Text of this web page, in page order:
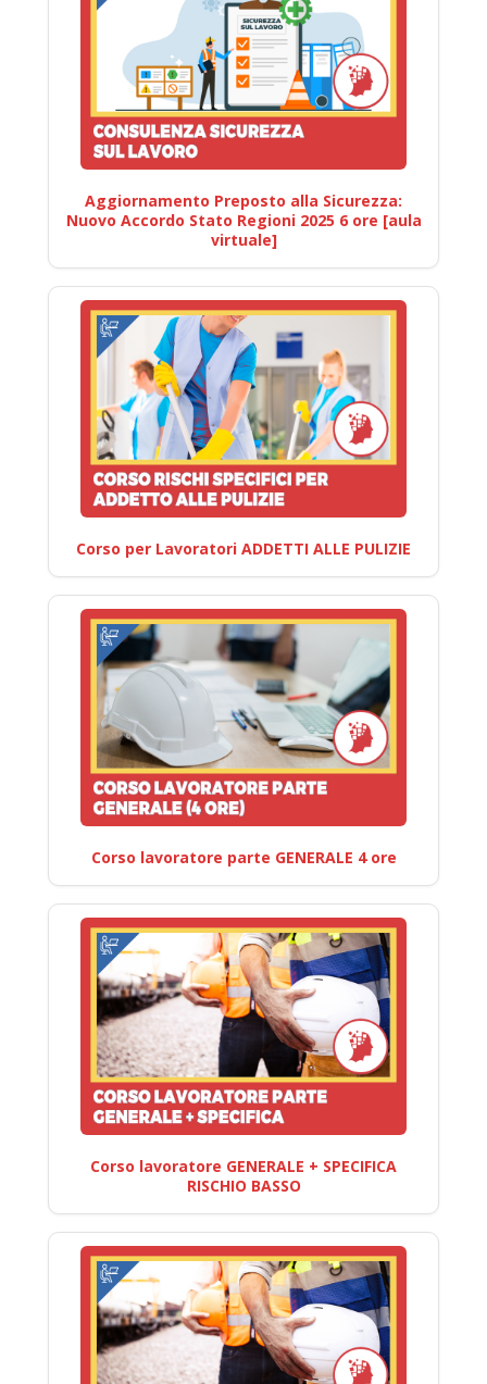
Aggiornamento Preposto alla Sicurezza:
Nuovo Accordo Stato Regioni 2025 6 ore [aula
virtuale]
Corso per Lavoratori ADDETTI ALLE PULIZIE
Corso lavoratore parte GENERALE 4 ore
Corso lavoratore GENERALE + SPECIFICA
RISCHIO BASSO